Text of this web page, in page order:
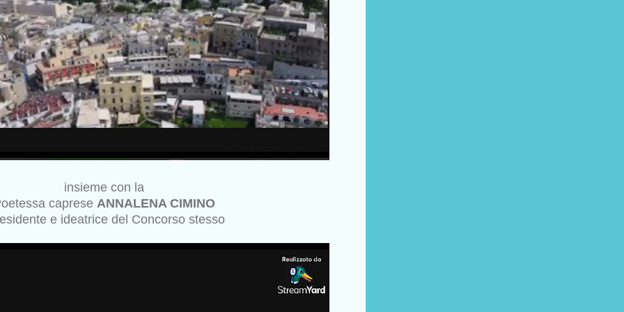
insieme con la
caprese ANNALENA CIMINO
e ideatrice del Concorso stesso